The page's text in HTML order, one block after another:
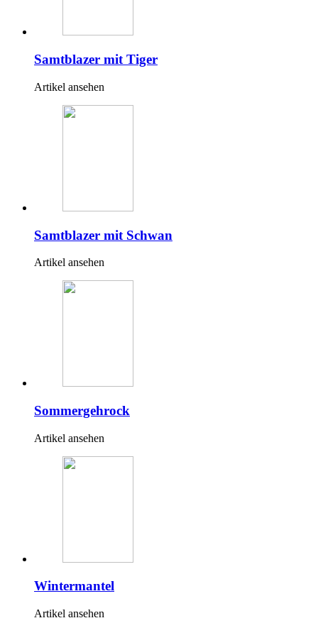
Samtblazer mit Tiger
Artikel ansehen
Samtblazer mit Schwan
Artikel ansehen
Sommergehrock
Artikel ansehen
Wintermantel
Artikel ansehen